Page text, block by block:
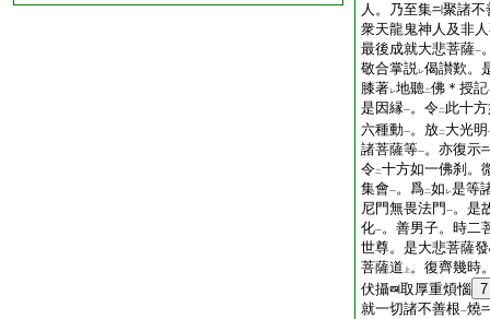
人。乃至集
聚諸不
衆天龍鬼神人及非
最後成就大悲菩薩一
敬合掌説レ偈讃歎。
膝著レ地聽二佛＊授記
是因縁一。令二 此十
六種動一。放二 大光明
諸菩薩等一。亦復示
令二十方如一佛刹。
集會一。爲二如 レ是等
尼門無畏法門 一。是
化一。善男子。時二
世尊。是大悲菩薩
菩薩道
上 。復齊幾時
伏攝
取厚重煩惱 7
就一切諸不善根一燒